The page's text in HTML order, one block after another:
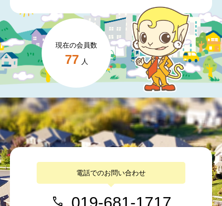
現在の会員数
77 人
電話でのお問い合わせ